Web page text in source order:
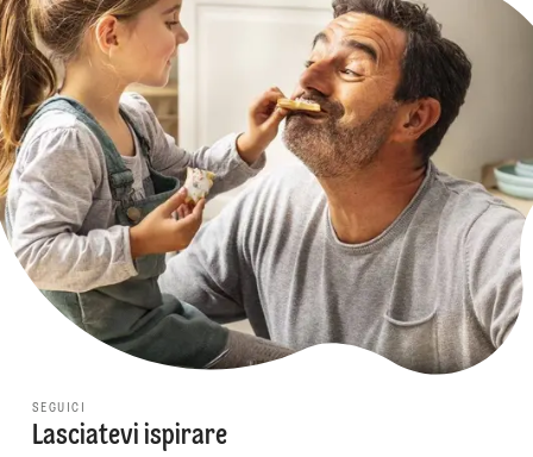
SEGUICI
Lasciatevi ispirare